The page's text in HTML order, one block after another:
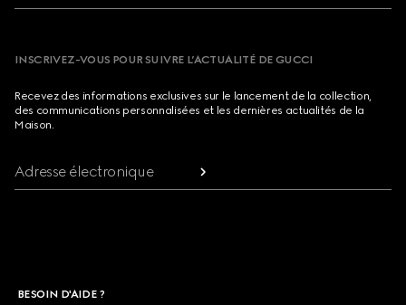
INSCRIVEZ-VOUS POUR SUIVRE L’ACTUALITÉ DE GUCCI
Recevez des informations exclusives sur le lancement de la collection,
des communications personnalisées et les dernières actualités de la
Maison.
Adresse électronique
BESOIN D'AIDE ?